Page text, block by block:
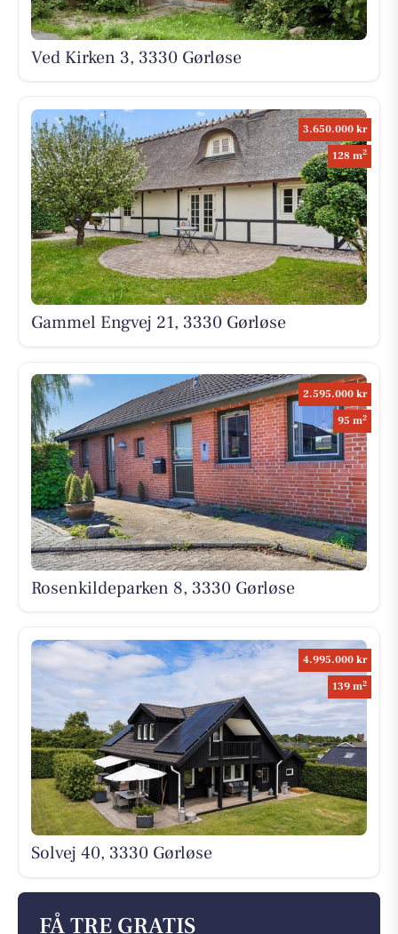
Ved Kirken 3, 3330 Gørløse
3.650.000 kr
128 m2
Gammel Engvej 21, 3330 Gørløse
2.595.000 kr
95 m2
Rosenkildeparken 8, 3330 Gørløse
4.995.000 kr
139 m2
Solvej 40, 3330 Gørløse
FÅ TRE GRATIS